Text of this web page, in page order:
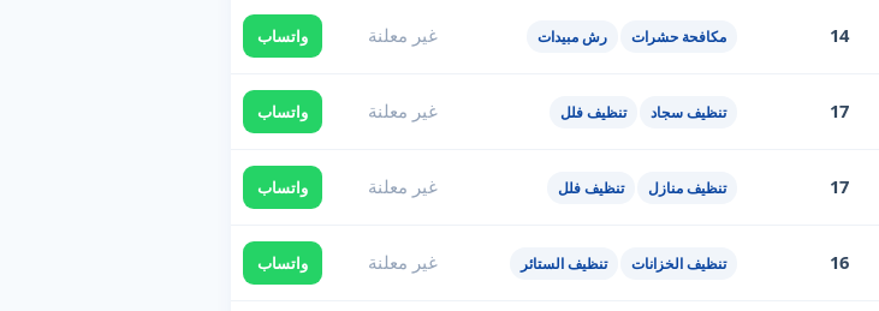
14 مكافحة حشرات رش مبيدات غير معلنة واتساب
17 تنظيف سجاد تنظيف فلل غير معلنة واتساب
17 تنظيف منازل تنظيف فلل غير معلنة واتساب
16 تنظيف الخزانات تنظيف الستائر غير معلنة واتساب